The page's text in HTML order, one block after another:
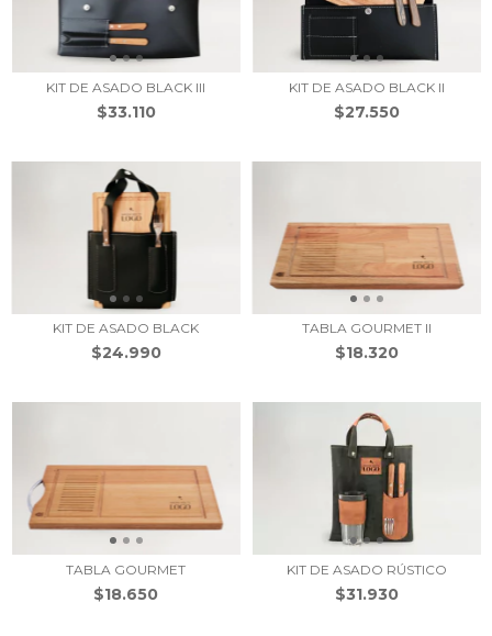
KIT DE ASADO BLACK III
$33.110
KIT DE ASADO BLACK II
$27.550
KIT DE ASADO BLACK
$24.990
TABLA GOURMET II
$18.320
TABLA GOURMET
$18.650
KIT DE ASADO RÚSTICO
$31.930